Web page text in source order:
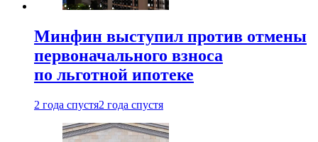
Минфин выступил против отмены
первоначального взноса
по льготной ипотеке
2 года спустя2 года спустя